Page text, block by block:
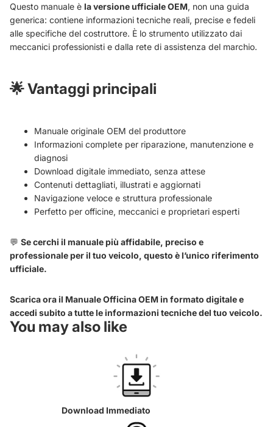
Questo manuale è la versione ufficiale OEM, non una guida
generica: contiene informazioni tecniche reali, precise e fedeli
alle specifiche del costruttore. È lo strumento utilizzato dai
meccanici professionisti e dalla rete di assistenza del marchio.
🌟Vantaggi principali
Manuale originale OEM del produttore
Informazioni complete per riparazione, manutenzione e
diagnosi
Download digitale immediato, senza attese
Contenuti dettagliati, illustrati e aggiornati
Navigazione veloce e struttura professionale
Perfetto per officine, meccanici e proprietari esperti
💬 Se cerchi il manuale più affidabile, preciso e
professionale per il tuo veicolo, questo è l’unico riferimento
ufficiale.
Scarica ora il Manuale Officina OEM in formato digitale e
accedi subito a tutte le informazioni tecniche del tuo veicolo.
You may also like
Download Immediato